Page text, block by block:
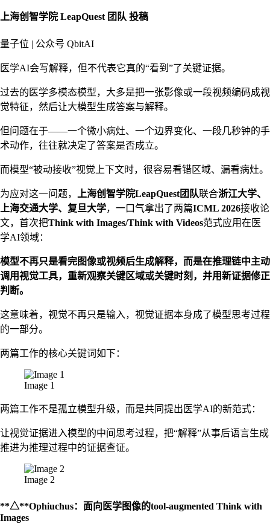
上海创智学院 LeapQuest 团队 投稿
量子位 | 公众号 QbitAI
医学AI会写解释，但不代表它真的“看到”了关键证据。
过去的医学多模态模型，大多是把一张影像或一段视频编码成视
觉特征，然后让大模型生成答案与解释。
但问题在于——一个微小病灶、一个边界变化、一段几秒钟的手
术动作，往往就决定了答案是否成立。
而模型“被动接收”视觉上下文时，很容易看错区域、漏看病灶。
为应对这一问题， 上海创智学院LeapQuest团队联合浙江大学、
上海交通大学、复旦大学，一口气拿出了两篇ICML 2026接收论
文，首次把Think with Images/Think with Videos范式应用在医
学AI领域：
模型不再只是看完图像或视频后生成解释，而是在推理链中主动
调用视觉工具，重新观察关键区域或关键时刻，并用新证据修正
判断。
这意味着，视觉不再只是输入，视觉证据本身成了模型思考过程
的一部分。
两篇工作的核心关键词如下：
Image 1
两篇工作不是孤立模型升级，而是共同提出医学AI的新范式：
让视觉证据进入模型的中间思考过程，把“解释”从事后语言生成
推进为推理过程中的证据查证。
Image 2
**△**Ophiuchus：面向医学图像的tool-augmented Think with
Images